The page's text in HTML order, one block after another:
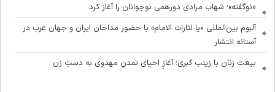
«نوگفته»؛ شهاب مرادی دورهمی نوجوانان را آغاز کرد
آلبوم بین‌المللی «یا لثارات الامام» با حضور مداحان ایران و جهان عرب در
آستانه انتشار
بیعت زنان با زینب کبری؛ آغازِ احیای تمدنِ مهدوی به دستِ زن